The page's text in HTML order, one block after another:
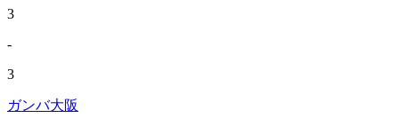
3
-
3
ガンバ大阪